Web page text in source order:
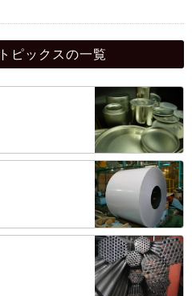
ピックスの一覧